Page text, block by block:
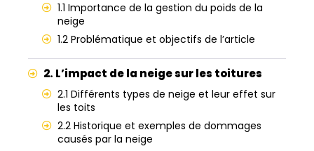
1.1 Importance de la gestion du poids de la
neige
1.2 Problématique et objectifs de l’article
2. L’impact de la neige sur les toitures
2.1 Différents types de neige et leur effet sur
les toits
2.2 Historique et exemples de dommages
causés par la neige